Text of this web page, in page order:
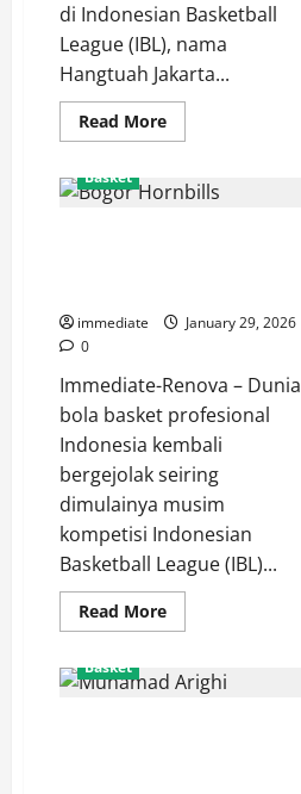
di Indonesian Basketball
League (IBL), nama
Hangtuah Jakarta...
Read MoreRead
more
Jakarta,
Semangat
di
IBL
Basket
immediate
January 29, 2026
0
Immediate-Renova – Dunia
bola basket profesional
Indonesia kembali
bergejolak seiring
dimulainya musim
kompetisi Indonesian
Basketball League (IBL)...
Read MoreRead
more
Hornbills,
Menakar
Basket